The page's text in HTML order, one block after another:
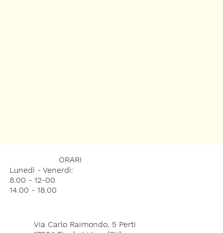
Via Carlo Raimondo, 5 Perti
Lunedì - Venerdì:
8.00 - 12-00
14.00 - 18.00
ORARI